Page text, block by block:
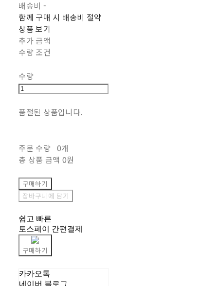
배송비 -
함께 구매 시 배송비 절약
상품 보기
추가 금액
수량 조건
수량
품절된 상품입니다.
주문 수량 0개
총 상품 금액 0원
구매하기
장바구니에 담기
쉽고 빠른
토스페이 간편결제
구매하기
카카오톡
네이버 블로그